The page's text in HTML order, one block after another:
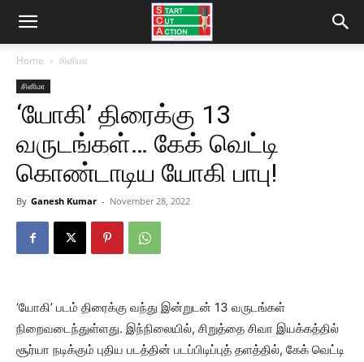
Home சினிமா
சினிமா
‘யோகி’ திரைக்கு 13
வருடங்கள்… கேக் வெட்டி
கொண்டாடிய யோகி பாபு!
By Ganesh Kumar - November 28, 2022
‘யோகி’ படம் திரைக்கு வந்து இன்றுடன் 13 வருடங்கள்
நிறைவடைந்துள்ளது. இந்நிலையில், சிறுத்தை சிவா இயக்கத்தில்
சூர்யா நடிக்கும் புதிய படத்தின் படப்பிடிப்புத் தளத்தில், கேக் வெட்டி